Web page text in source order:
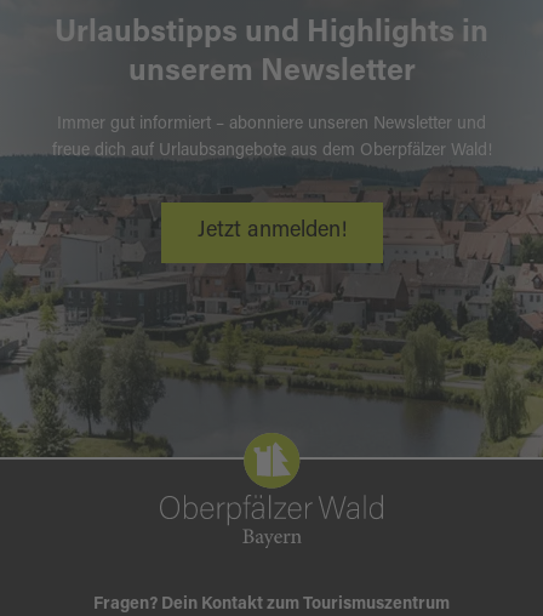
verlassen wird. Dann folgst du dem "blauen
Querbalken" bis zur Ortschaft Siegritz, dann
nach Wetzldorf. Zuletzt markiert das "blaue
Kreuz" den Weg, der zum Ausgangspunkt nach
Pfaben zurück geht.
Urlaubstipps und Highlights in
unserem Newsletter
Immer gut informiert – abonniere unseren Newsletter und
freue dich auf Urlaubsangebote aus dem Oberpfälzer Wald!
Jetzt anmelden!
Fragen? Dein Kontakt zum Tourismuszentrum